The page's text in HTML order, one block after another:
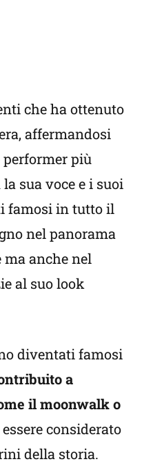
che ha ottenuto
affermandosi
performer più
sua voce e i suoi
famosi in tutto il
nel panorama
anche nel
al suo look
diventati famosi
a
il moonwalk o
considerato
della storia.